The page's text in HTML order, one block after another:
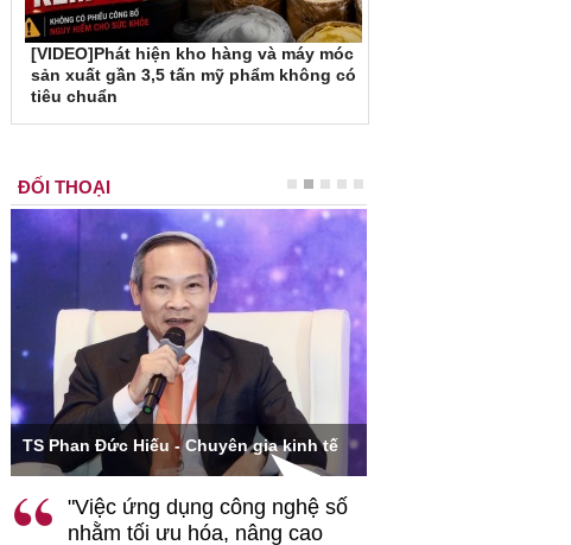
[VIDEO]Phát hiện kho hàng và máy móc
sản xuất gần 3,5 tấn mỹ phẩm không có
tiêu chuẩn
ĐỐI THOẠI
TS Phan Đức Hiếu - Chuyên gia kinh tế
"Việc ứng dụng công nghệ số
nhằm tối ưu hóa, nâng cao